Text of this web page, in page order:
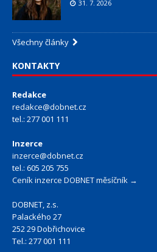
31. 7. 2026
Všechny články
KONTAKTY
Redakce
redakce@dobnet.cz
tel.: 277 001 111
Inzerce
inzerce@dobnet.cz
tel.: 605 205 755
Ceník inzerce DOBNET měsíčník →
DOBNET, z.s.
Palackého 27
252 29 Dobřichovice
Tel.: 277 001 111